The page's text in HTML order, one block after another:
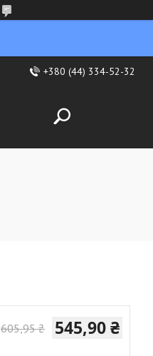
+380 (44) 334-52-32
605,95 ₴ 545,90 ₴